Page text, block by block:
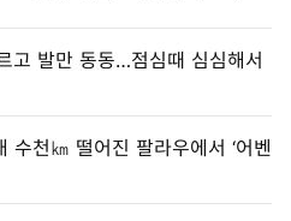
고 발만 동동…점심때 심심해서
수천㎞ 떨어진 팔라우에서 ‘어벤